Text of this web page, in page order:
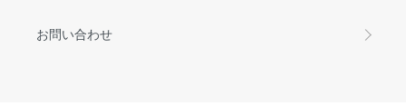
お問い合わせ